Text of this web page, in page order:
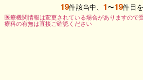
19件該当中、 1〜19件目
医療機関情報は変更されている場合がありますので
療科の有無は直接ご確認ください